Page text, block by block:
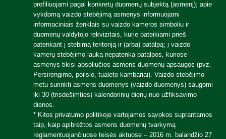
profiliuojami pagal konkretų duomenų subjektą (asmenį); apie
vykdomą vaizdo stebėjimą asmenys informuojami
informaciniais ženklais su vaizdo kameros simboliu ir
duomenų valdytojo rekvizitais, kurie pateikiami prieš
patenkant į stebimą teritoriją ir (arba) patalpą; į vaizdo
kamerų stebėjimo lauką nepatenka patalpos, kuriose
asmenys tikisi absoliučios asmens duomenų apsaugos (pvz.
Persirengimo, poilsio, tualeto kambariai). Vaizdo stebėjimo
metu surinkti asmens duomenys (vaizdo duomenys) saugomi
iki 30 (trisdešimties) kalendorinių dienų nuo užfiksavimo
dienos.
* Kitos privatumo politikoje vartojamos sąvokos suprantamos
taip, kaip apibrėžtos asmens duomenų tvarkymą
reglamentuojančiuose teisės aktuose – 2016 m. balandžio 27